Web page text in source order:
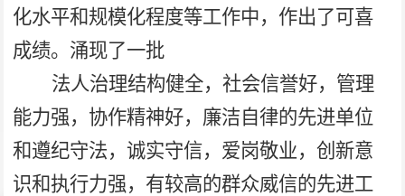
化水平和规模化程度等工作中，作出了可喜
成绩。涌现了一批
法人治理结构健全，社会信誉好，管理
能力强，协作精神好，廉洁自律的先进单位
和遵纪守法，诚实守信，爱岗敬业，创新意
识和执行力强，有较高的群众威信的先进工